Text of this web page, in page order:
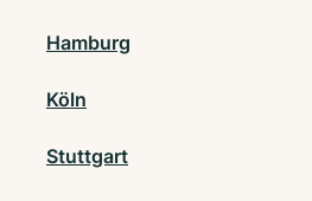
Hamburg
Köln
Stuttgart